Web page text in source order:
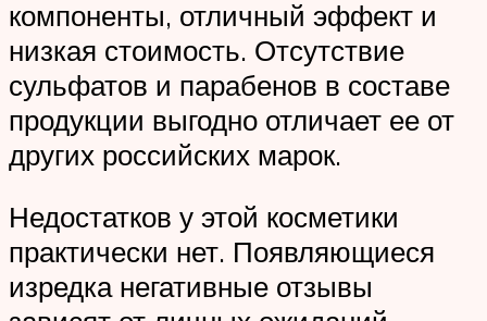
компоненты, отличный эффект и
низкая стоимость. Отсутствие
сульфатов и парабенов в составе
продукции выгодно отличает ее от
других российских марок.
Недостатков у этой косметики
практически нет. Появляющиеся
изредка негативные отзывы